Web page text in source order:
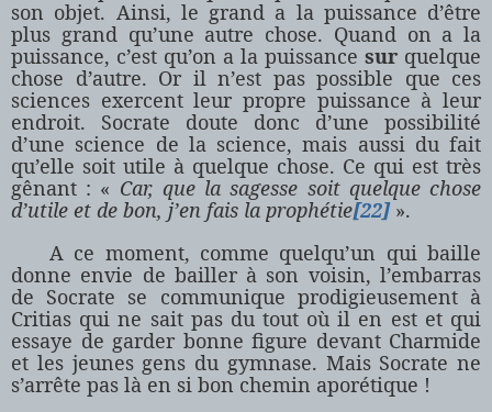
son objet. Ainsi, le grand a la puissance d’être
plus grand qu’une autre chose. Quand on a la
puissance, c’est qu’on a la puissance sur quelque
chose d’autre. Or il n’est pas possible que ces
sciences exercent leur propre puissance à leur
endroit. Socrate doute donc d’une possibilité
d’une science de la science, mais aussi du fait
qu’elle soit utile à quelque chose. Ce qui est très
gênant : « Car, que la sagesse soit quelque chose
d’utile et de bon, j’en fais la prophétie[22]».
A ce moment, comme quelqu’un qui baille
donne envie de bailler à son voisin, l’embarras
de Socrate se communique prodigieusement à
Critias qui ne sait pas du tout où il en est et qui
essaye de garder bonne figure devant Charmide
et les jeunes gens du gymnase. Mais Socrate ne
s’arrête pas là en si bon chemin aporétique !